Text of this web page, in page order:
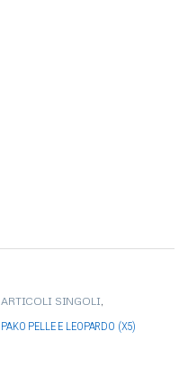
ARTICOLI SINGOLI,
PAKO,ACCENDINI
ELETTRONICI
PAKO PELLE E LEOPARDO (X5)